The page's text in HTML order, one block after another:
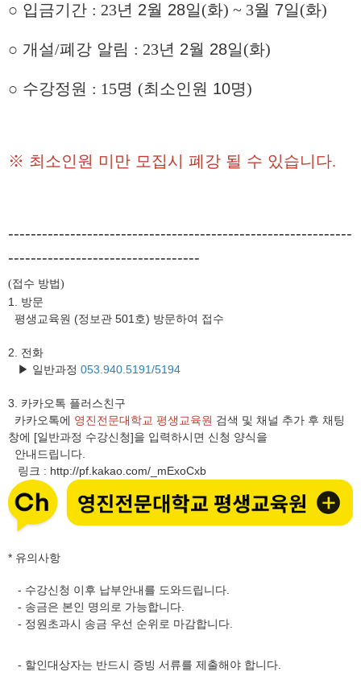
○ 입금기간 : 23년 2월 28일(화) ~ 3월 7일(화)
○ 개설/폐강 알림 : 23년 2월 28일(화)
○ 수강정원 : 15명 (최소인원 10명)
※ 최소인원 미만 모집시 폐강 될 수 있습니다.
-------------------------------------------------------------
----------------------------------
(접수 방법)
1. 방문
평생교육원 (정보관 501호) 방문하여 접수
2. 전화
▶ 일반과정 053.940.5191/5194
3. 카카오톡 플러스친구
카카오톡에 영진전문대학교 평생교육원 검색 및 채널 추가 후 채팅
창에 [일반과정 수강신청]을 입력하시면 신청 양식을
안내드립니다.
링크 : http://pf.kakao.com/_mExoCxb
* 유의사항
- 수강신청 이후 납부안내를 도와드립니다.
- 송금은 본인 명의로 가능합니다.
- 정원초과시 송금 우선 순위로 마감합니다.
- 할인대상자는 반드시 증빙 서류를 제출해야 합니다.